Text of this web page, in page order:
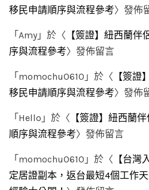
移民申請順序與流程參考〉發佈
「 Amy 」於〈 【簽證】紐西蘭
序與流程參考〉發佈留言
「 momochu0610 」於〈 【簽證
移民申請順序與流程參考〉發佈
「 Hello 」於〈 【簽證】紐西蘭
順序與流程參考〉發佈留言
「 momochu0610 」於〈 【台灣
定居證副本，返台最短4個工作